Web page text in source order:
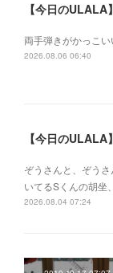
【今日のULALA
両手弾きがかっこ
2026.08.06 06:40
【今日のULALA
ぞうさんと、ぞう
いてるSくんの胡坐
2026.08.04 07:24